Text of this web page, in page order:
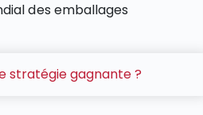
des emballages
stratégie gagnante ?